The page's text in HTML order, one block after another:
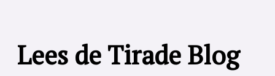
Lees de Tirade Blog